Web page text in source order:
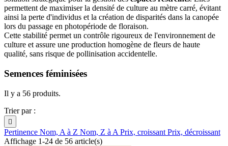
permettent de maximiser la densité de culture au mètre carré, évitant
ainsi la perte d'individus et la création de disparités dans la canopée
lors du passage en photopériode de floraison.
Cette stabilité permet un contrôle rigoureux de l'environnement de
culture et assure une production homogène de fleurs de haute
qualité, sans risque de pollinisation accidentelle.
Semences féminisées
Il y a 56 produits.
Trier par :

Pertinence Nom, A à Z Nom, Z à A Prix, croissant Prix, décroissant
Affichage 1-24 de 56 article(s)